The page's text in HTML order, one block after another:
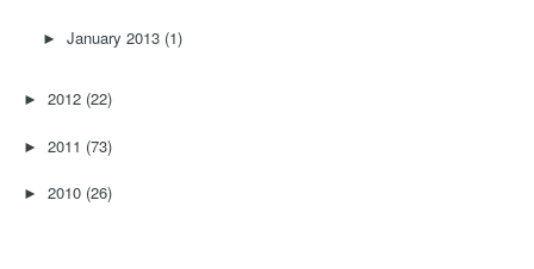
►January 2013 (1)
►2012 (22)
►2011 (73)
►2010 (26)